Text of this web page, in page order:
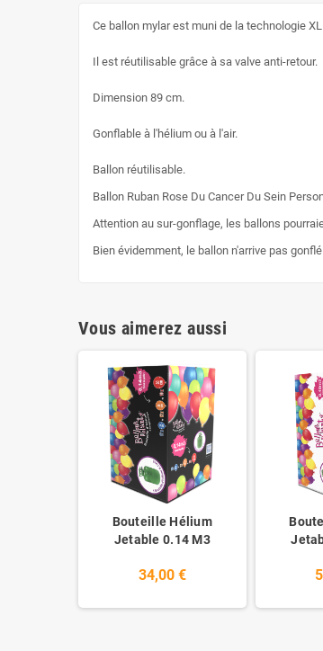
Ce ballon mylar est muni de la technologie
Il est réutilisable grâce à sa valve anti-retour.
Dimension 89 cm.
Gonflable à l'hélium ou à l'air.
Ballon réutilisable.
Ballon Ruban Rose Du Cancer Du Sein
Attention au sur-gonflage, les ballons
Bien évidemment, le ballon n'arrive pas
Vous aimerez aussi
Bouteille Hélium
Jetable 0.14 M3
34,00 €